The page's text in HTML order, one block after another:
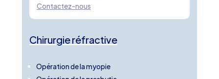
Contactez-nous
Chirurgie réfractive
Opération de la myopie